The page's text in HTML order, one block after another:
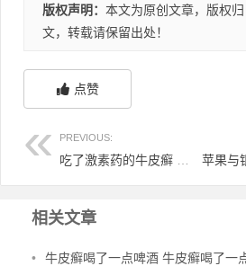
版权声明： 本文为原创文章，版权归
文，转载请保留出处！
点赞
PREVIOUS:
相关文章
• 牛皮癣喝了一点啤酒 牛皮癣喝了一